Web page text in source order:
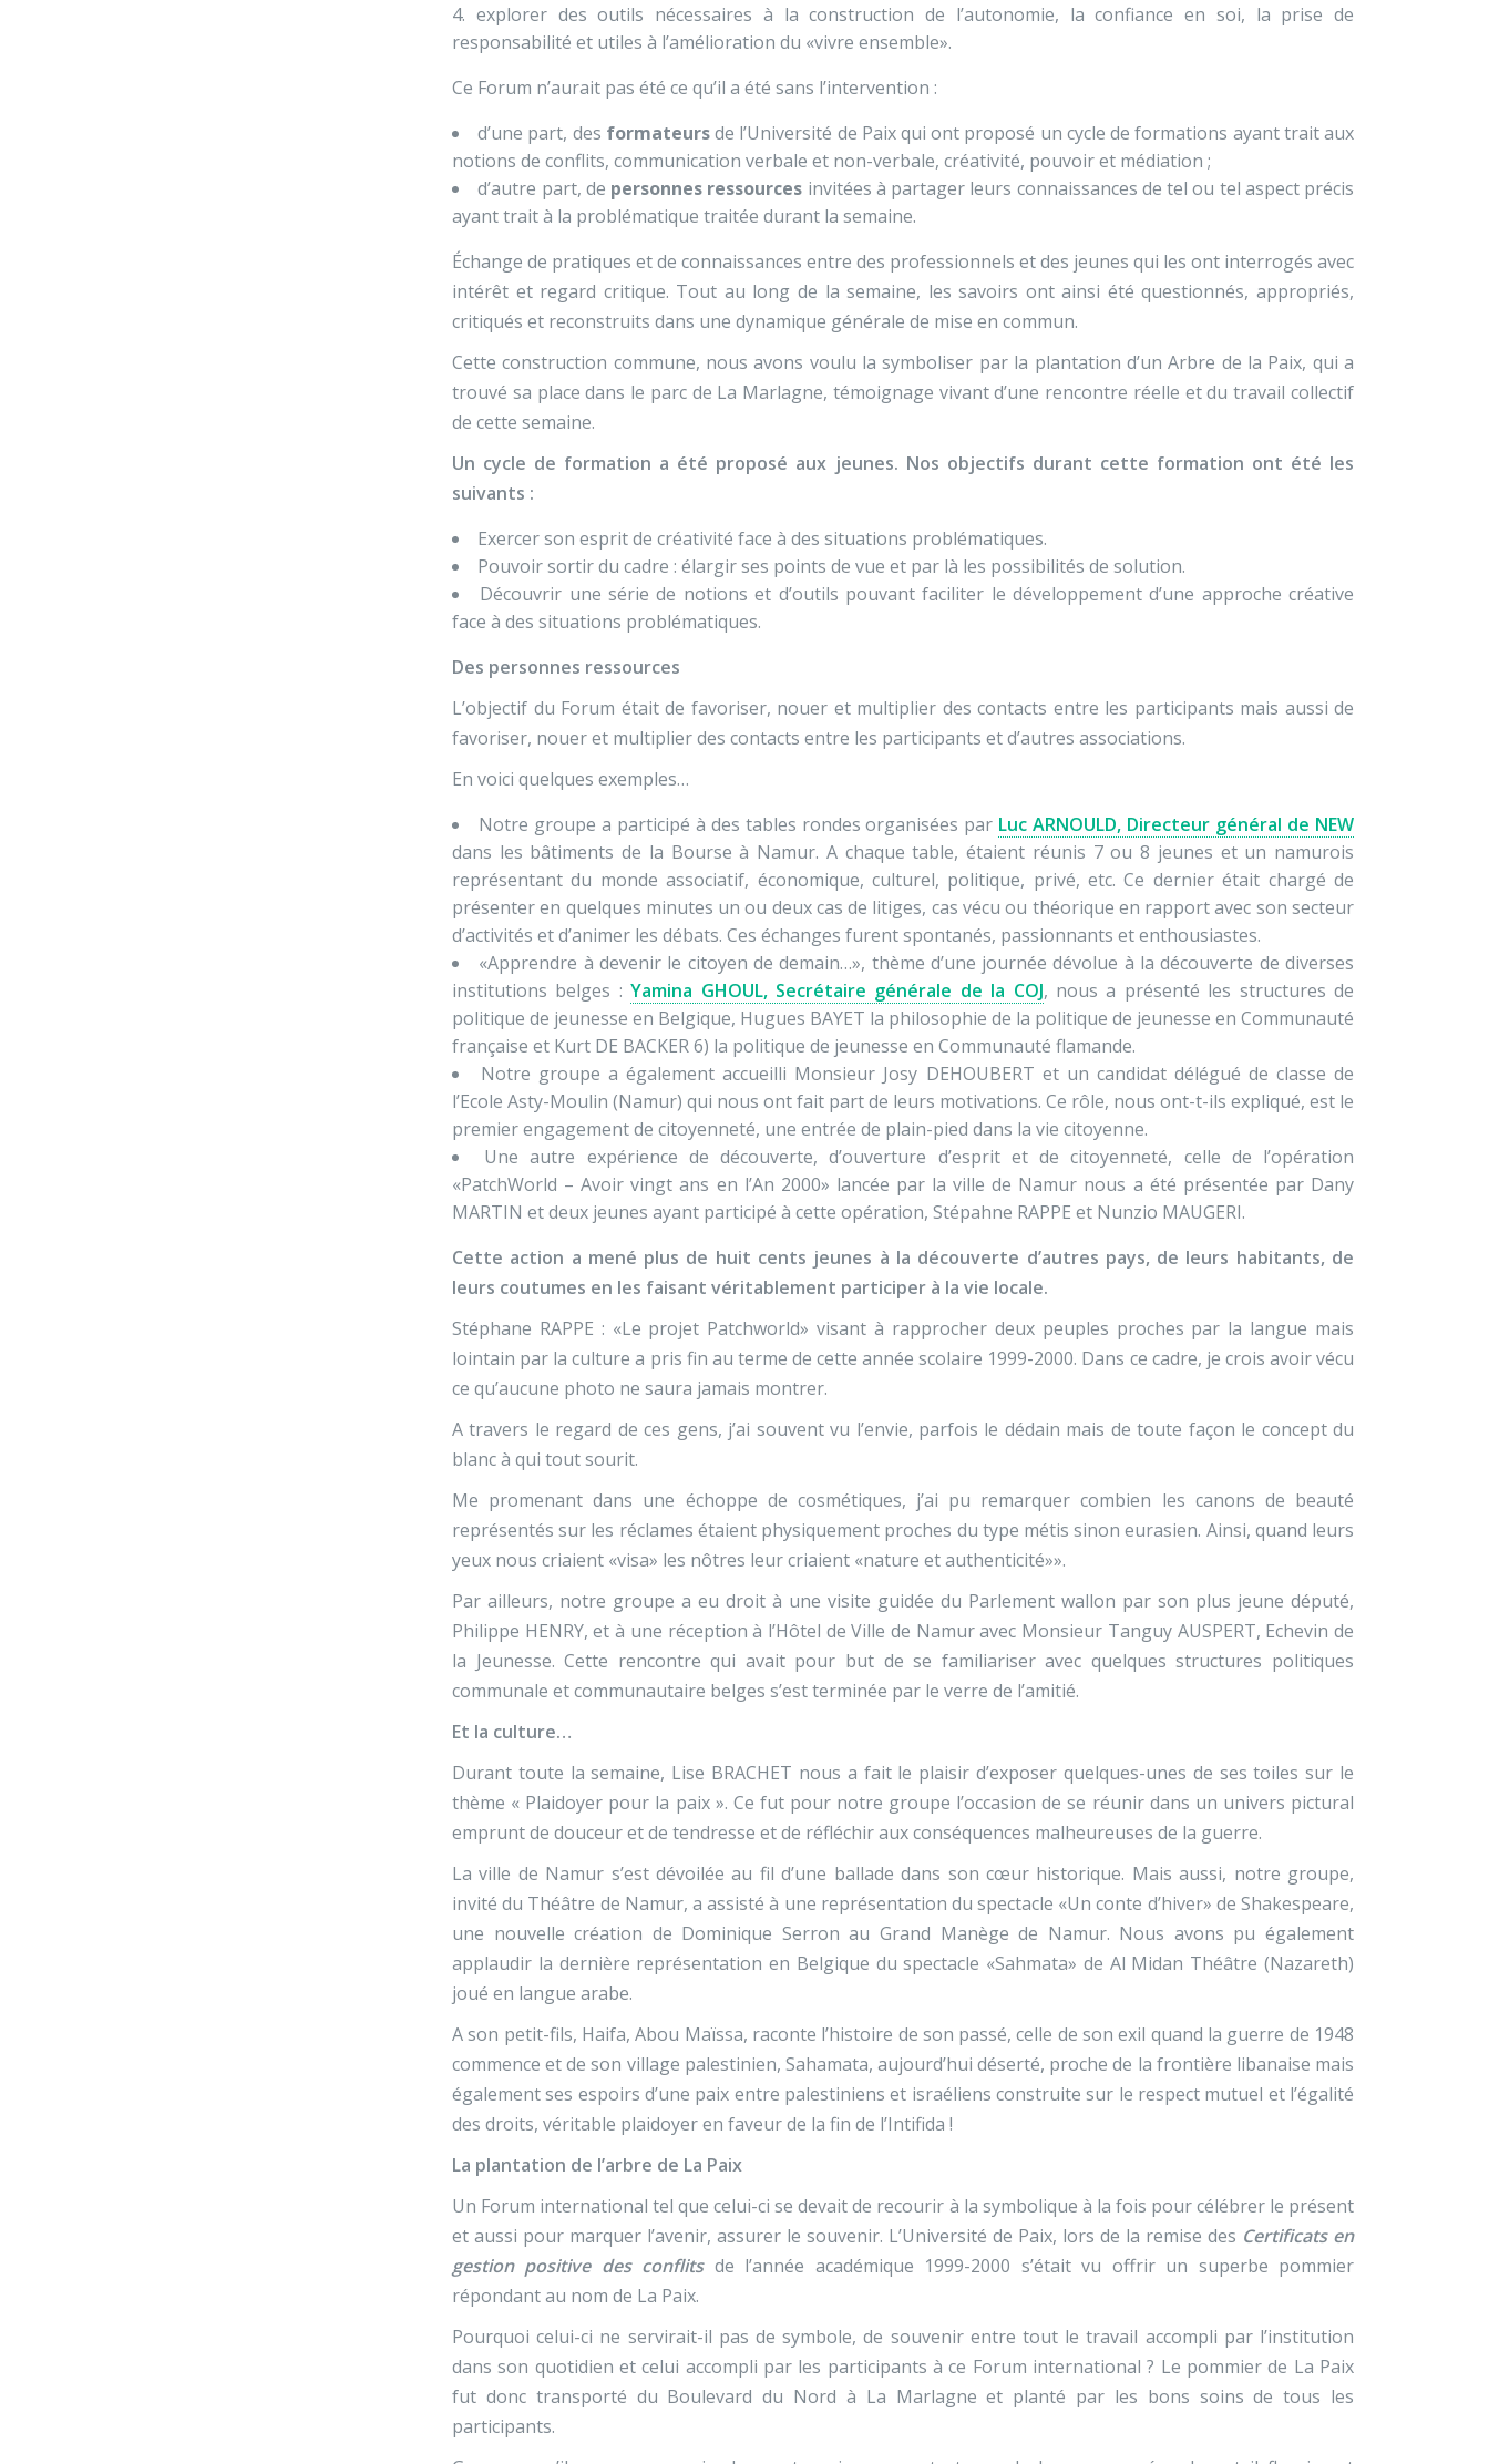
explorer des outils nécessaires à la construction de l’autonomie, la confiance en soi, la prise de
responsabilité et utiles à l’amélioration du «vivre ensemble».
Ce Forum n’aurait pas été ce qu’il a été sans l’intervention :
d’une part, des formateursde l’Université de Paix qui ont proposé un cycle de formations ayant trait aux
notions de conflits, communication verbale et non-verbale, créativité, pouvoir et médiation ;
d’autre part, de personnes ressources invitées à partager leurs connaissances de tel ou tel aspect précis
ayant trait à la problématique traitée durant la semaine.
Échange de pratiques et de connaissances entre des professionnels et des jeunes qui les ont interrogés avec
intérêt et regard critique. Tout au long de la semaine, les savoirs ont ainsi été questionnés, appropriés,
critiqués et reconstruits dans une dynamique générale de mise en commun.
Cette construction commune, nous avons voulu la symboliser par la plantation d’un Arbre de la Paix, qui a
trouvé sa place dans le parc de La Marlagne, témoignage vivant d’une rencontre réelle et du travail collectif
de cette semaine.
Un cycle de formation a été proposé aux jeunes. Nos objectifs durant cette formation ont été les
suivants :
Exercer son esprit de créativité face à des situations problématiques.
Pouvoir sortir du cadre : élargir ses points de vue et par là les possibilités de solution.
Découvrir une série de notions et d’outils pouvant faciliter le développement d’une approche créative
face à des situations problématiques.
Des personnes ressources
L’objectif du Forum était de favoriser, nouer et multiplier des contacts entre les participants mais aussi de
favoriser, nouer et multiplier des contacts entre les participants et d’autres associations.
En voici quelques exemples…
Notre groupe a participé à des tables rondes organisées par Luc ARNOULD, Directeur général de NEW
dans les bâtiments de la Bourse à Namur. A chaque table, étaient réunis 7 ou 8 jeunes et un namurois
représentant du monde associatif, économique, culturel, politique, privé, etc. Ce dernier était chargé de
présenter en quelques minutes un ou deux cas de litiges, cas vécu ou théorique en rapport avec son secteur
d’activités et d’animer les débats. Ces échanges furent spontanés, passionnants et enthousiastes.
«Apprendre à devenir le citoyen de demain…», thème d’une journée dévolue à la découverte de diverses
institutions belges :Yamina GHOUL, Secrétaire générale de la COJ, nous a présenté les structures de
politique de jeunesse en Belgique, Hugues BAYET la philosophie de la politique de jeunesse en Communauté
française et Kurt DE BACKER 6) la politique de jeunesse en Communauté flamande.
Notre groupe a également accueilli Monsieur Josy DEHOUBERT et un candidat délégué de classe de
l’Ecole Asty-Moulin (Namur) qui nous ont fait part de leurs motivations. Ce rôle, nous ont-t-ils expliqué, est le
premier engagement de citoyenneté, une entrée de plain-pied dans la vie citoyenne.
Une autre expérience de découverte, d’ouverture d’esprit et de citoyenneté, celle de l’opération
«PatchWorld – Avoir vingt ans en l’An 2000» lancée par la ville de Namur nous a été présentée par Dany
MARTIN et deux jeunes ayant participé à cette opération, Stépahne RAPPE et Nunzio MAUGERI.
Cette action a mené plus de huit cents jeunes à la découverte d’autres pays, de leurs habitants, de
leurs coutumes en les faisant véritablement participer à la vie locale.
Stéphane RAPPE : «Le projet Patchworld» visant à rapprocher deux peuples proches par la langue mais
lointain par la culture a pris fin au terme de cette année scolaire 1999-2000. Dans ce cadre, je crois avoir vécu
ce qu’aucune photo ne saura jamais montrer.
A travers le regard de ces gens, j’ai souvent vu l’envie, parfois le dédain mais de toute façon le concept du
blanc à qui tout sourit.
Me promenant dans une échoppe de cosmétiques, j’ai pu remarquer combien les canons de beauté
représentés sur les réclames étaient physiquement proches du type métis sinon eurasien. Ainsi, quand leurs
yeux nous criaient «visa» les nôtres leur criaient «nature et authenticité»».
Par ailleurs, notre groupe a eu droit à une visite guidée du Parlement wallon par son plus jeune député,
Philippe HENRY, et à une réception à l’Hôtel de Ville de Namur avec Monsieur Tanguy AUSPERT, Echevin de
la Jeunesse. Cette rencontre qui avait pour but de se familiariser avec quelques structures politiques
communale et communautaire belges s’est terminée par le verre de l’amitié.
Et la culture…
Durant toute la semaine, Lise BRACHET nous a fait le plaisir d’exposer quelques-unes de ses toiles sur le
thème « Plaidoyer pour la paix ». Ce fut pour notre groupe l’occasion de se réunir dans un univers pictural
emprunt de douceur et de tendresse et de réfléchir aux conséquences malheureuses de la guerre.
La ville de Namur s’est dévoilée au fil d’une ballade dans son cœur historique. Mais aussi, notre groupe,
invité du Théâtre de Namur, a assisté à une représentation du spectacle «Un conte d’hiver» de Shakespeare,
une nouvelle création de Dominique Serron au Grand Manège de Namur. Nous avons pu également
applaudir la dernière représentation en Belgique du spectacle «Sahmata» de Al Midan Théâtre (Nazareth)
joué en langue arabe.
A son petit-fils, Haifa, Abou Maïssa, raconte l’histoire de son passé, celle de son exil quand la guerre de 1948
commence et de son village palestinien, Sahamata, aujourd’hui déserté, proche de la frontière libanaise mais
également ses espoirs d’une paix entre palestiniens et israéliens construite sur le respect mutuel et l’égalité
des droits, véritable plaidoyer en faveur de la fin de l’Intifida !
La plantation de l’arbre de La Paix
Un Forum international tel que celui-ci se devait de recourir à la symbolique à la fois pour célébrer le présent
et aussi pour marquer l’avenir, assurer le souvenir. L’Université de Paix, lors de la remise des Certificats en
gestion positive des conflits de l’année académique 1999-2000 s’était vu offrir un superbe pommier
répondant au nom de La Paix.
Pourquoi celui-ci ne servirait-il pas de symbole, de souvenir entre tout le travail accompli par l’institution
dans son quotidien et celui accompli par les participants à ce Forum international ? Le pommier de La Paix
fut donc transporté du Boulevard du Nord à La Marlagne et planté par les bons soins de tous les
participants.